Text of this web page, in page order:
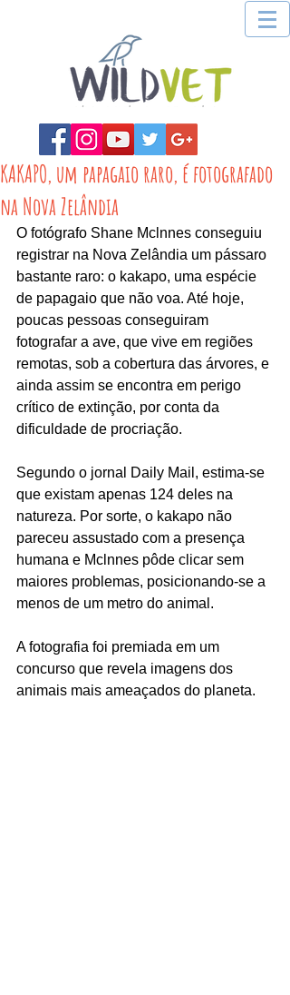
KAKAPO, um papagaio raro, é fotografado
na Nova Zelândia
O fotógrafo Shane Mclnnes conseguiu
registrar na Nova Zelândia um pássaro
bastante raro: o kakapo, uma espécie
de papagaio que não voa. Até hoje,
poucas pessoas conseguiram
fotografar a ave, que vive em regiões
remotas, sob a cobertura das árvores, e
ainda assim se encontra em perigo
crítico de extinção, por conta da
dificuldade de procriação.
Segundo o jornal Daily Mail, estima-se
que existam apenas 124 deles na
natureza. Por sorte, o kakapo não
pareceu assustado com a presença
humana e Mclnnes pôde clicar sem
maiores problemas, posicionando-se a
menos de um metro do animal.
A fotografia foi premiada em um
concurso que revela imagens dos
animais mais ameaçados do planeta.